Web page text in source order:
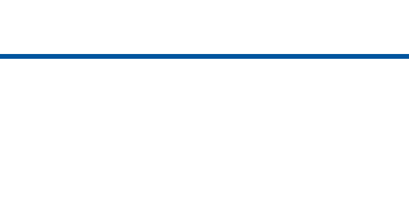
環境事業